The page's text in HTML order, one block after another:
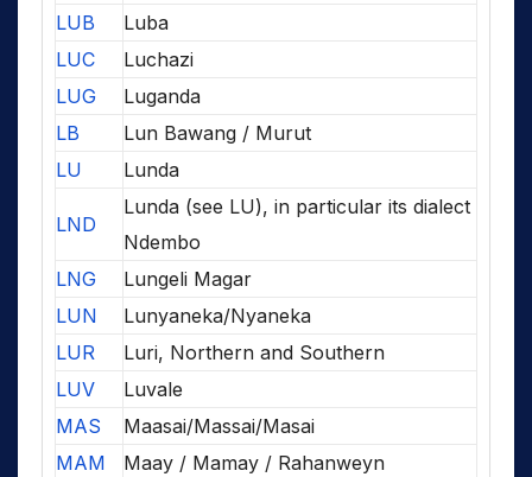
LUB
Luba
LUC
Luchazi
LUG
Luganda
LB
Lun Bawang / Murut
LU
Lunda
LND
Lunda (see LU), in particular its dialect
Ndembo
LNG
Lungeli Magar
LUN
Lunyaneka/Nyaneka
LUR
Luri, Northern and Southern
LUV
Luvale
MAS
Maasai/Massai/Masai
MAM
Maay / Mamay / Rahanweyn